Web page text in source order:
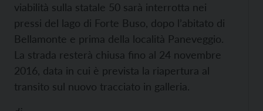
viabilità sulla statale 50 sarà interrotta nei
pressi del lago di Forte Buso, dopo l’abitato di
Bellamonte e prima della località Paneveggio.
La strada resterà chiusa fino al 24 novembre
2016, data in cui è prevista la riapertura al
transito sul nuovo tracciato in galleria.